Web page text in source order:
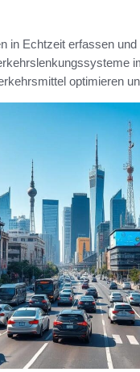
in Echtzeit erfassen und
optimieren